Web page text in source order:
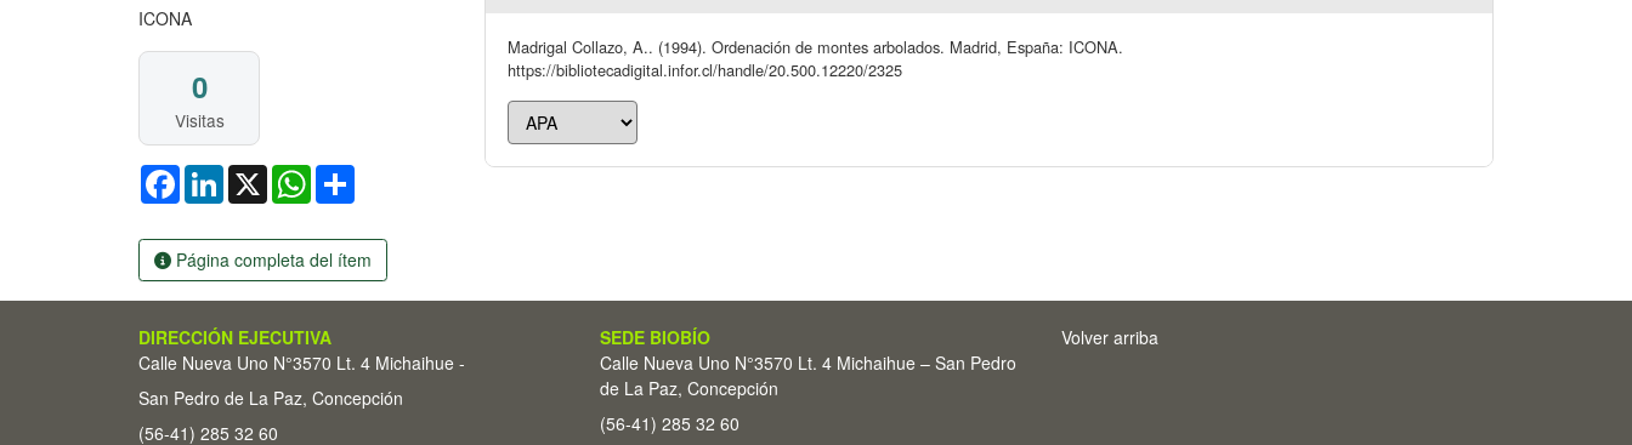
ICONA
0
Visitas
FacebookLinkedIn
X WhatsApp
Página completa del ítem
Madrigal Collazo, A.. (1994). Ordenación de montes arbolados. Madrid, España: ICONA.
https://bibliotecadigital.infor.cl/handle/20.500.12220/2325
DIRECCIÓN EJECUTIVA
Calle Nueva Uno N°3570 Lt. 4 Michaihue -
San Pedro de La Paz, Concepción
(56-41) 285 32 60
SEDE BIOBÍO
Calle Nueva Uno N°3570 Lt. 4 Michaihue – San Pedro
de La Paz, Concepción
(56-41) 285 32 60
Volver arriba